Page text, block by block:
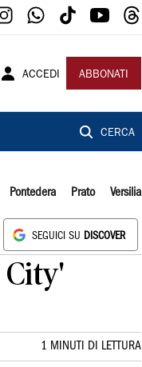
ACCEDI ABBONATI
CERCA
Pontedera Prato Versilia
SEGUICI SU DISCOVER
City'
1 MINUTI DI LETTURA